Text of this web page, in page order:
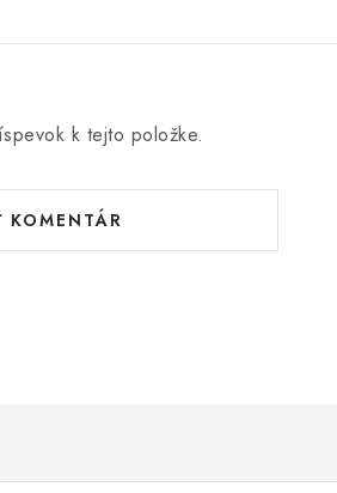
k tejto položke.
KOMENTÁR